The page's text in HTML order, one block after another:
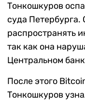
Тонкошкуров
суда Петербурга.
распространять
так как она
Центральном
После этого
Тонкошкуров